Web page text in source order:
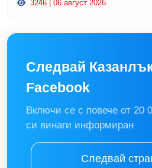
3246 | 06 август 2026
Следвай
Facebook
Включи се с повече от 20
си винаги информиран
Следвай